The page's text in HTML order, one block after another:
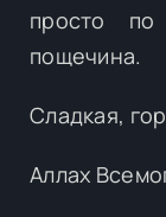
просто
пощечина.
Сладкая,
Аллах